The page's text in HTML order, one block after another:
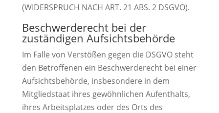
(WIDERSPRUCH NACH ART. 21 ABS. 2 DSGVO).
Beschwerde­recht bei der
zuständigen Aufsichts­behörde
Im Falle von Verstößen gegen die DSGVO steht
den Betroffenen ein Beschwerderecht bei einer
Aufsichtsbehörde, insbesondere in dem
Mitgliedstaat ihres gewöhnlichen Aufenthalts,
ihres Arbeitsplatzes oder des Orts des